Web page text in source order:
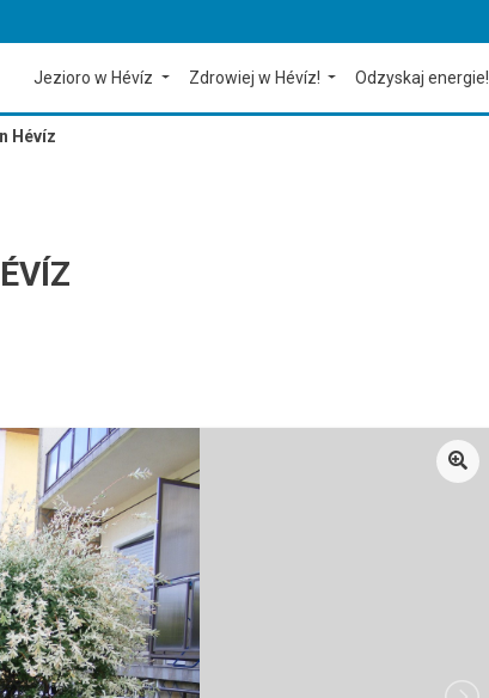
Jezioro w Hévíz Zdrowiej w Hévíz! Odzyskaj energie!
Hévíz